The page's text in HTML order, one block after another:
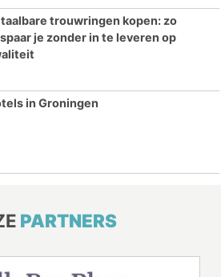
trouwringen kopen: zo
je zonder in te leveren op
in Groningen
PARTNERS